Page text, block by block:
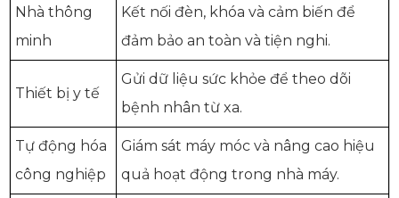
Nhà thông
minh
Kết nối đèn, khóa và cảm biến để
đảm bảo an toàn và tiện nghi.
Thiết bị y tế
Gửi dữ liệu sức khỏe để theo dõi
bệnh nhân từ xa.
Tự động hóa
công nghiệp
Giám sát máy móc và nâng cao hiệu
quả hoạt động trong nhà máy.